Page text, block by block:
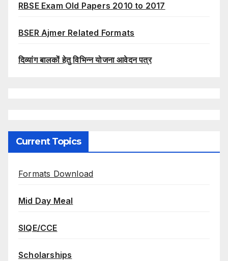
RBSE Exam Old Papers 2010 to 2017
BSER Ajmer Related Formats
दिव्यांग बालकों हेतु विभिन्न योजना आवेदन पत्र
Current Topics
Formats Download
Mid Day Meal
SIQE/CCE
Scholarships